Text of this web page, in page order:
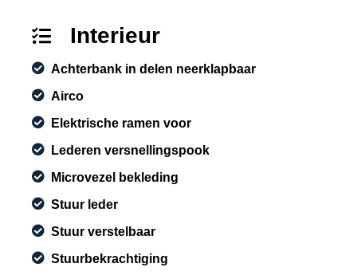
Interieur
Achterbank in delen neerklapbaar
Airco
Elektrische ramen voor
Lederen versnellingspook
Microvezel bekleding
Stuur leder
Stuur verstelbaar
Stuurbekrachtiging